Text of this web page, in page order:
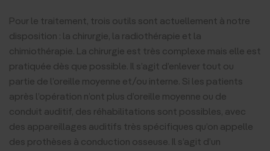
Pour le traitement, trois outils sont actuellement à notre
disposition : la chirurgie, la radiothérapie et la
chimiothérapie. La chirurgie est très complexe mais elle est
pratiquée dès que possible. Il s’agit d’enlever tout ou
partie de l’oreille moyenne et/ou interne. Si les patients
après l’opération n’ont plus d’oreille moyenne ou de
conduit auditif, des réhabilitations sont possibles, avec
des appareillages auditifs très spécifiques qu’on appelle
des prothèses à conduction osseuse. Il s’agit d’un